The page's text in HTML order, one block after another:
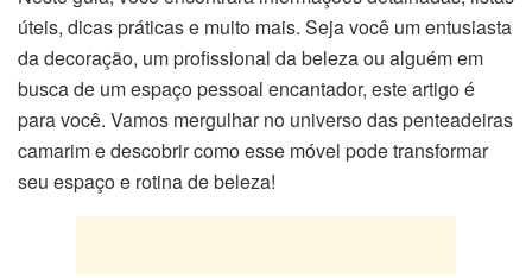
úteis, dicas práticas e muito mais. Seja você um entusiasta
da decoração, um profissional da beleza ou alguém em
busca de um espaço pessoal encantador, este artigo é
para você. Vamos mergulhar no universo das penteadeiras
camarim e descobrir como esse móvel pode transformar
seu espaço e rotina de beleza!